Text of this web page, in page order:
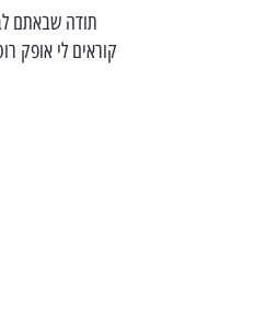
תודה שבאתם
קוראים לי אופק רוסו, לוחם וחובש בשייטת 13